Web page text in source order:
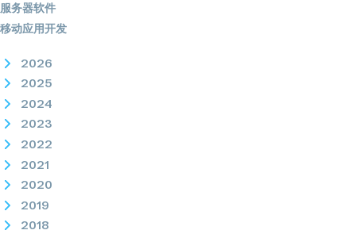
服务器软件
移动应用开发
2026
2025
2024
2023
2022
2021
2020
2019
2018